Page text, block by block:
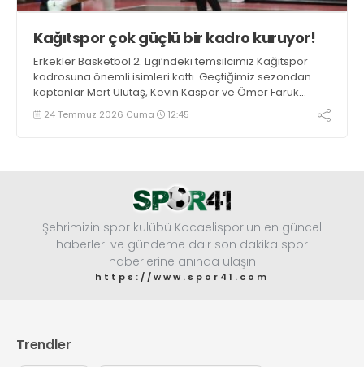
Kağıtspor çok güçlü bir kadro kuruyor!
Erkekler Basketbol 2. Ligi’ndeki temsilcimiz Kağıtspor
kadrosuna önemli isimleri kattı. Geçtiğimiz sezondan
kaptanlar Mert Ulutaş, Kevin Kaspar ve Ömer Faruk
Ermat ile yola devam edildi. Takıma 3 oyuncu daha
eklenecek.
24 Temmuz 2026 Cuma 12:45
Şehrimizin spor kulübü Kocaelispor'un en güncel
haberleri ve gündeme dair son dakika spor
haberlerine anında ulaşın
https://www.spor41.com
Trendler